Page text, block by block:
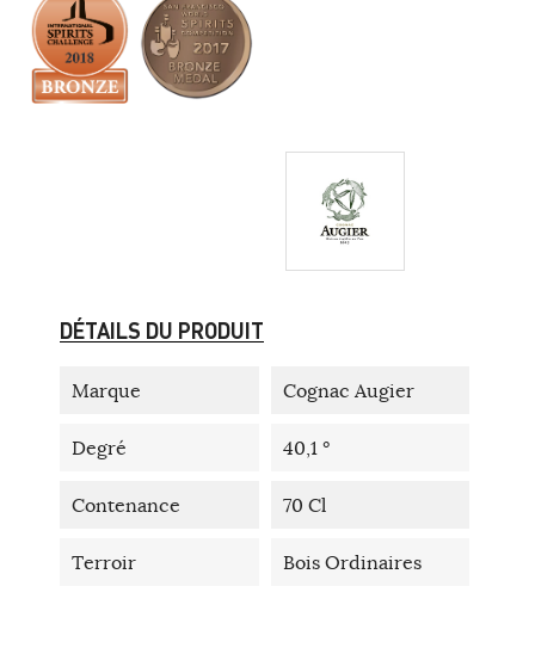
DÉTAILS DU PRODUIT
Marque Cognac Augier
Degré 40,1 °
Contenance 70 Cl
Terroir Bois Ordinaires